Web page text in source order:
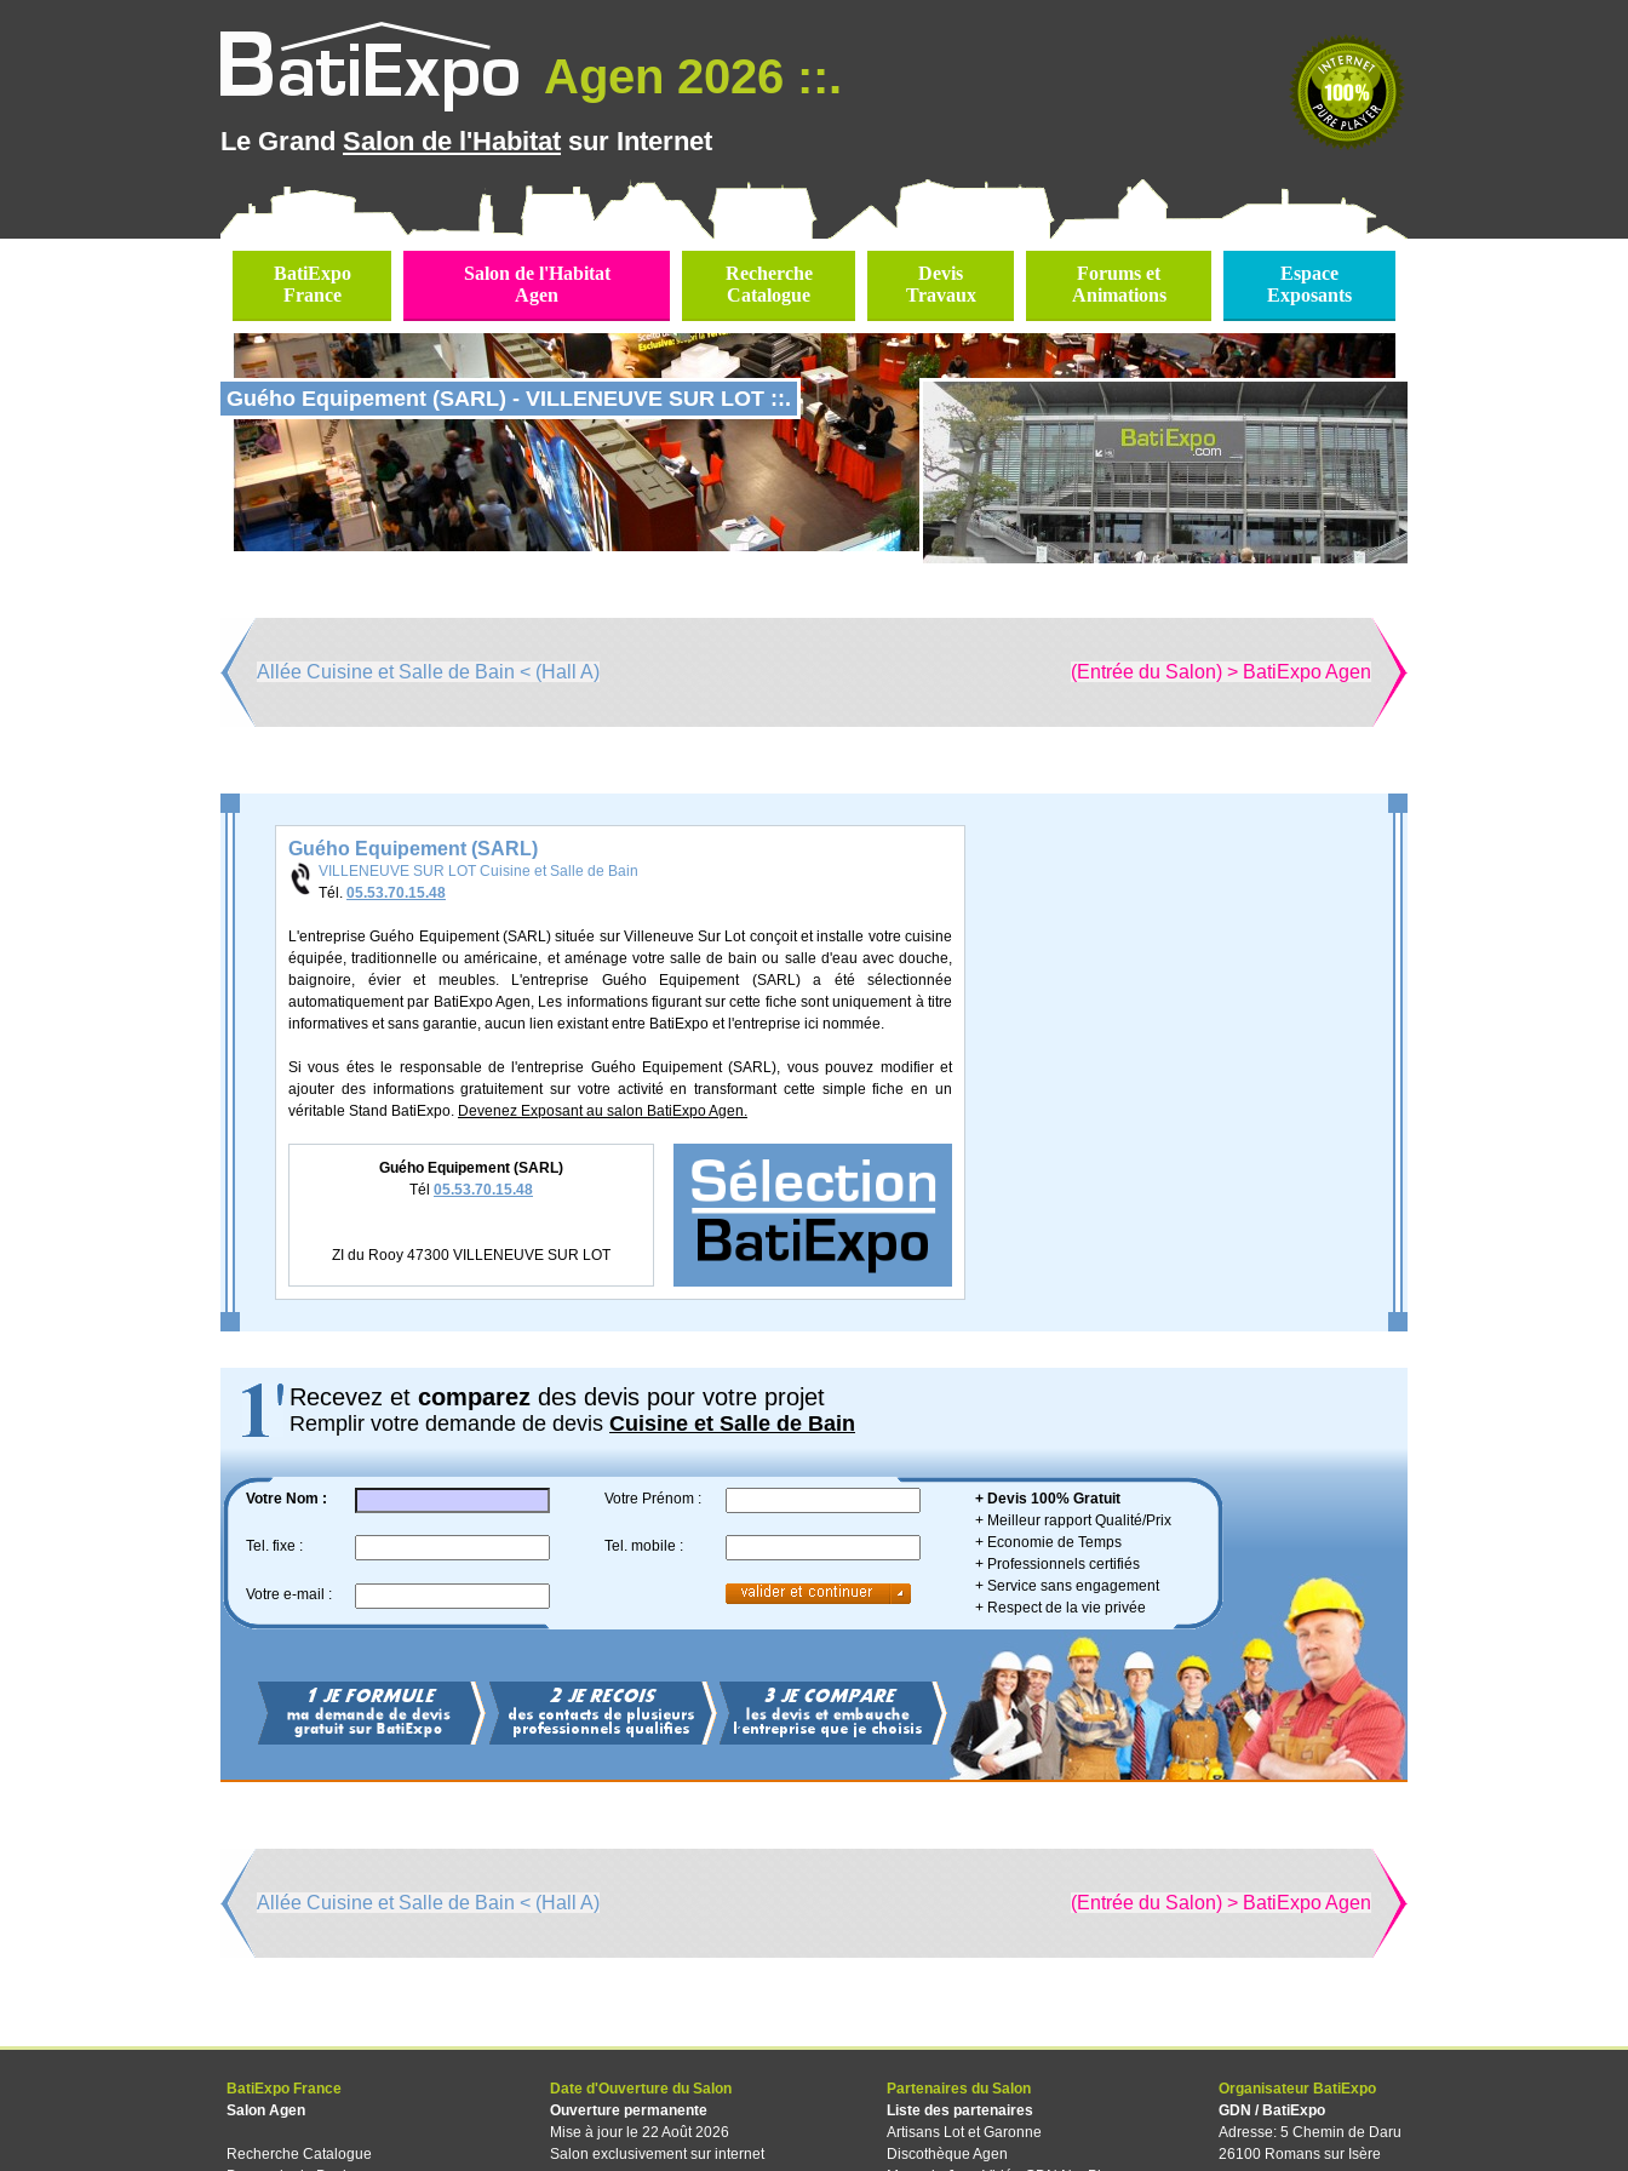
Agen 2026 ::.
Le Grand Salon de l'Habitat sur Internet
BatiExpo
France
Salon de l'Habitat
Agen
Recherche
Catalogue
Devis
Travaux
Forums et
Animations
Espace
Exposants
Guého Equipement (SARL) - VILLENEUVE SUR LOT ::.
Allée Cuisine et Salle de Bain < (Hall A) (Entrée du Salon) > BatiExpo Agen
Guého Equipement (SARL)
VILLENEUVE SUR LOT Cuisine et Salle de Bain
Tél. 05.53.70.15.48
L'entreprise Guého Equipement (SARL) située sur Villeneuve Sur Lot conçoit et installe votre cuisine
équipée, traditionnelle ou américaine, et aménage votre salle de bain ou salle d'eau avec douche,
baignoire, évier et meubles. L'entreprise Guého Equipement (SARL) a été sélectionnée
automatiquement par BatiExpo Agen, Les informations figurant sur cette fiche sont uniquement à titre
informatives et sans garantie, aucun lien existant entre BatiExpo et l'entreprise ici nommée.
Si vous étes le responsable de l'entreprise Guého Equipement (SARL), vous pouvez modifier et
ajouter des informations gratuitement sur votre activité en transformant cette simple fiche en un
véritable Stand BatiExpo. Devenez Exposant au salon BatiExpo Agen.
Guého Equipement (SARL)
Tél 05.53.70.15.48
ZI du Rooy 47300 VILLENEUVE SUR LOT
Recevez et comparez des devis pour votre projet
Remplir votre demande de devis Cuisine et Salle de Bain
Votre Nom : Votre Prénom :
+ Devis 100% Gratuit
+ Meilleur rapport Qualité/Prix
+ Economie de Temps
+ Professionnels certifiés
+ Service sans engagement
+ Respect de la vie privée
Tel. fixe : Tel. mobile :
Votre e-mail :
Allée Cuisine et Salle de Bain < (Hall A) (Entrée du Salon) > BatiExpo Agen
BatiExpo France
Salon Agen
Recherche Catalogue
Date d'Ouverture du Salon
Ouverture permanente
Mise à jour le 22 Août 2026
Salon exclusivement sur internet
Partenaires du Salon
Liste des partenaires
Artisans Lot et Garonne
Discothèque Agen
Organisateur BatiExpo
GDN / BatiExpo
Adresse: 5 Chemin de Daru
26100 Romans sur Isère